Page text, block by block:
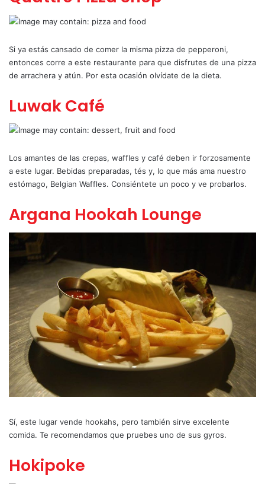
Si ya estás cansado de comer la misma pizza de pepperoni,
entonces corre a este restaurante para que disfrutes de una pizza
de arrachera y atún. Por esta ocasión olvídate de la dieta.
Luwak Café
Los amantes de las crepas, waffles y café deben ir forzosamente
a este lugar. Bebidas preparadas, tés y, lo que más ama nuestro
estómago, Belgian Waffles. Consiéntete un poco y ve probarlos.
Argana Hookah Lounge
Sí, este lugar vende hookahs, pero también sirve excelente
comida. Te recomendamos que pruebes uno de sus gyros.
Hokipoke